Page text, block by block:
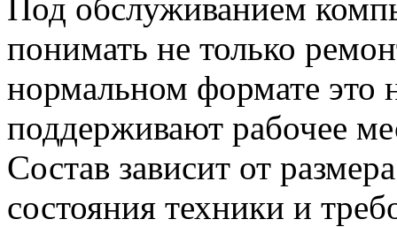
Под обслуживанием
понимать не только
нормальном формате это
поддерживают рабочее
Состав зависит от
состояния техники и